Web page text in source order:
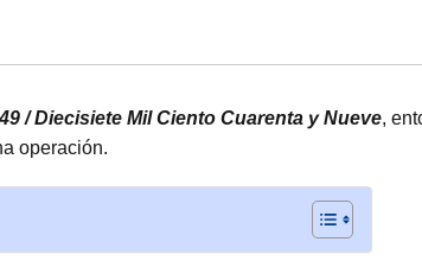
/ Diecisiete Mil Ciento Cuarenta y Nueve,
operación.